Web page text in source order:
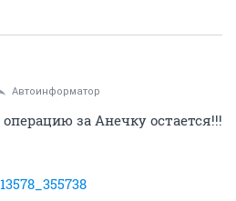
Автоинформатор
за Анечку остается!!!